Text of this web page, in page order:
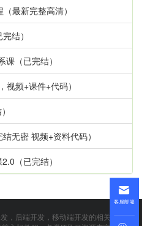
最新完整高清）
结）
（已完结）
频+课件+代码）
无密 视频+资料代码）
（已完结）
，后端开发，移动端开发的相关学
客服邮箱